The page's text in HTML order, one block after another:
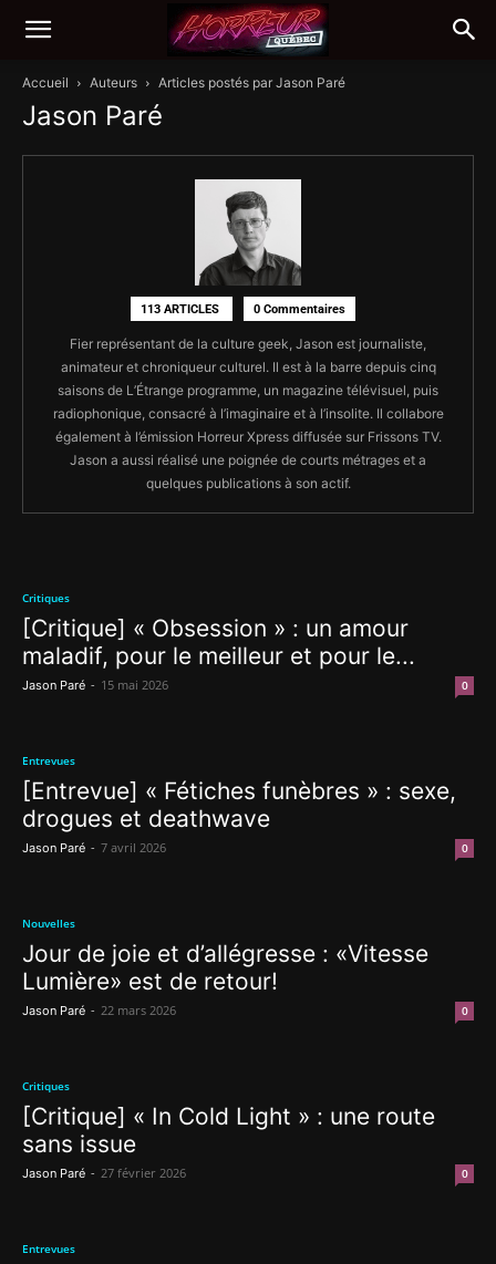
Accueil Auteurs Articles postés par Jason Paré
Jason Paré
113 ARTICLES 0 Commentaires
Fier représentant de la culture geek, Jason est journaliste,
animateur et chroniqueur culturel. Il est à la barre depuis cinq
saisons de L’Étrange programme, un magazine télévisuel, puis
radiophonique, consacré à l’imaginaire et à l’insolite. Il collabore
également à l’émission Horreur Xpress diffusée sur Frissons TV.
Jason a aussi réalisé une poignée de courts métrages et a
quelques publications à son actif.
Critiques
[Critique] « Obsession » : un amour
maladif, pour le meilleur et pour le...
Jason Paré - 15 mai 2026 0
Entrevues
[Entrevue] « Fétiches funèbres » : sexe,
drogues et deathwave
Jason Paré - 7 avril 2026 0
Nouvelles
Jour de joie et d’allégresse : «Vitesse
Lumière» est de retour!
Jason Paré - 22 mars 2026 0
Critiques
[Critique] « In Cold Light » : une route
sans issue
Jason Paré - 27 février 2026 0
Entrevues